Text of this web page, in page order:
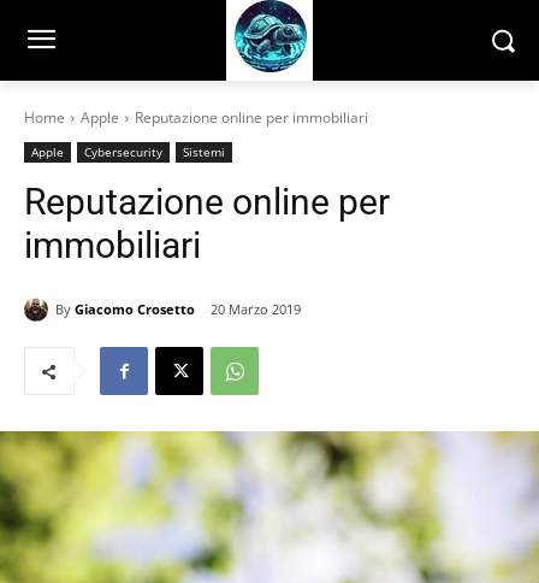
Home Apple Reputazione online per immobiliari
Apple Cybersecurity Sistemi
Reputazione online per
immobiliari
By Giacomo Crosetto 20 Marzo 2019